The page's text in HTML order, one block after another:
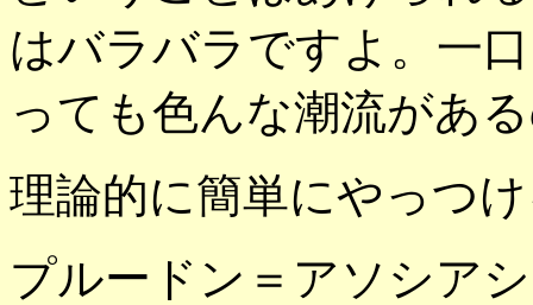
はバラバラですよ。一
っても色んな潮流があ
理論的に簡単にやっつ
プルードン＝アソシア